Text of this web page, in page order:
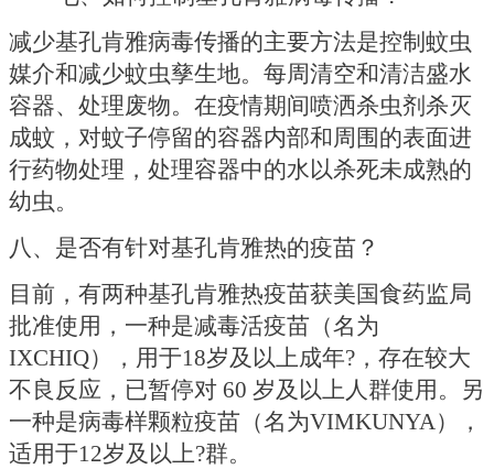
减少基孔肯雅病毒传播的主要方法是控制蚊虫
媒介和减少蚊虫孳生地。每周清空和清洁盛水
容器、处理废物。在疫情期间喷洒杀虫剂杀灭
成蚊，对蚊子停留的容器内部和周围的表面进
行药物处理，处理容器中的水以杀死未成熟的
幼虫。
八、是否有针对基孔肯雅热的疫苗？
目前，有两种基孔肯雅热疫苗获美国食药监局
批准使用，一种是减毒活疫苗（名为
IXCHIQ），用于18岁及以上成年?，存在较大
不良反应，已暂停对 60 岁及以上人群使用。另
一种是病毒样颗粒疫苗（名为VIMKUNYA），
适用于12岁及以上?群。